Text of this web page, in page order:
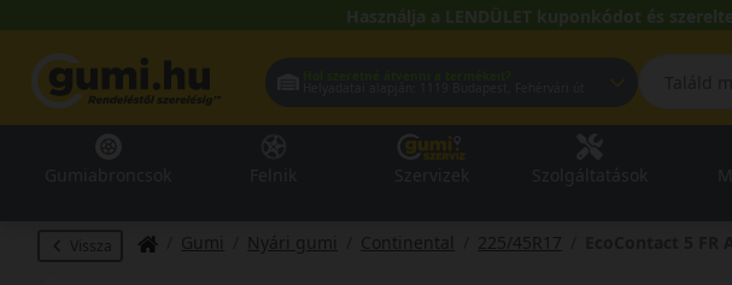
Használja a LENDÜLET kuponkódot és
Vissza Gumi Nyári gumi Continental 225/45R17